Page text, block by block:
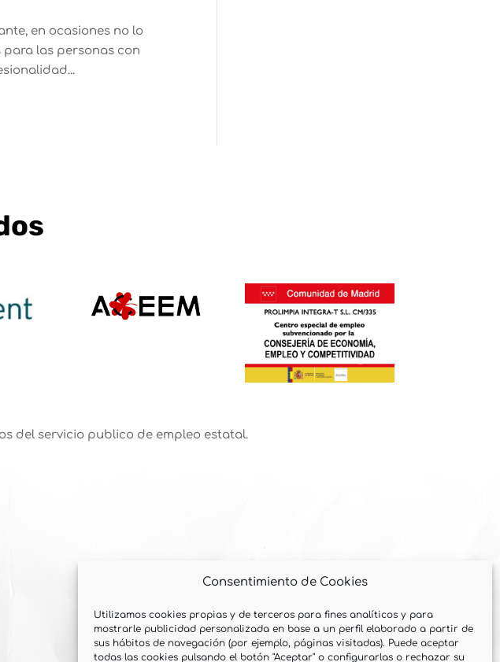
Consentimiento de Cookies
Utilizamos cookies propias y de terceros para fines analíticos y para
mostrarle publicidad personalizada en base a un perfil elaborado a partir de
sus hábitos de navegación (por ejemplo, páginas visitadas). Puede aceptar
todas las cookies pulsando el botón "Aceptar" o configurarlas o rechazar su
en ocasiones no lo
las personas con
del servicio publico de empleo estatal.